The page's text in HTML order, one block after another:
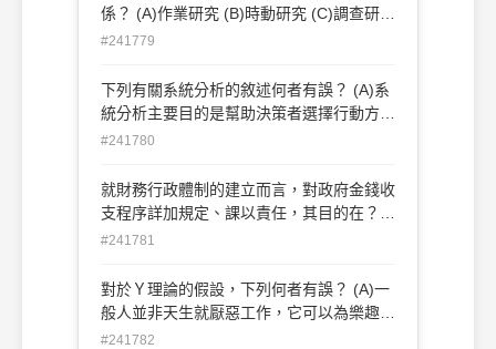
係？ (A)作業研究 (B)時動研究 (C)調查研究
與回饋方法 (D)辦公室自動化
#241779
下列有關系統分析的敘述何者有誤？ (A)系
統分析主要目的是幫助決策者選擇行動方案
(B)系統分析強調系統化之步驟 (C)系統分
之運用 (D)系統分析係由作業研究演進而來
#241780
就財務行政體制的建立而言，對政府金錢收
支程序詳加規定、課以責任，其目的在？
(A)充實政府財源 (B)使社會財富分配公平
#241781
對於Ｙ理論的假設，下列何者有誤？ (A)一
般人並非天生就厭惡工作，它可以為樂趣之
源，也可以為痛苦之源 (B)一般人在適當條
#241782